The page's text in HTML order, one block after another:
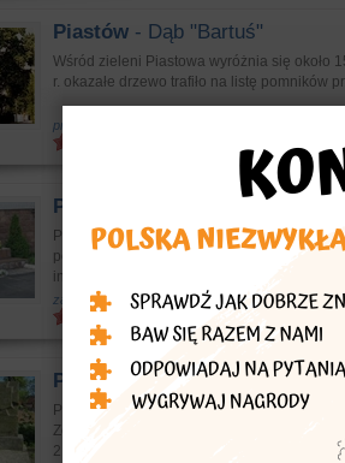
Piastów - Dąb "Bartuś"
Wśród zieleni Piastowa wyróżnia się około
r. okazałe drzewo trafiło na listę pomników
przyroda: rezerwaty i pomniki przyrody
Piastów
Pomnik-głaz znajduje przed Remizą OSP
poświęcony pamięci poległych strażaków.
inicjatywy Ochotniczej Straży Pożar...
zabytki: miejsca pamięci i pomniki
Piastów - Pomnik pamięci
Pomnik ten znajduje w pobliżu
Został wykonany z piaskowca. Poświęcony
2 Pułku Piechoty, któ...